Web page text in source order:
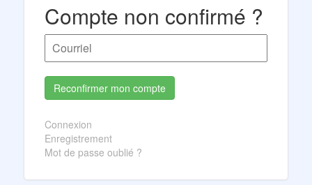
Compte non confirmé ?
Connexion
Enregistrement
Mot de passe oublié ?